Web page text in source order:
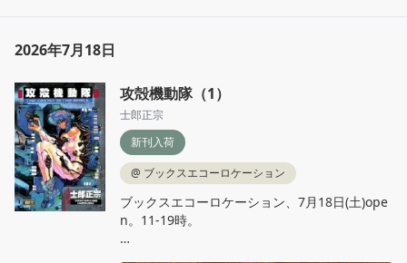
2026年7月18日
攻殻機動隊（1）
士郎正宗
新刊入荷
@ ブックスエコーロケーション
ブックスエコーロケーション、7月18日(土)ope
n。11‐19時。